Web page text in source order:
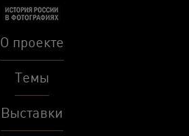
О проекте
Темы
Выставки